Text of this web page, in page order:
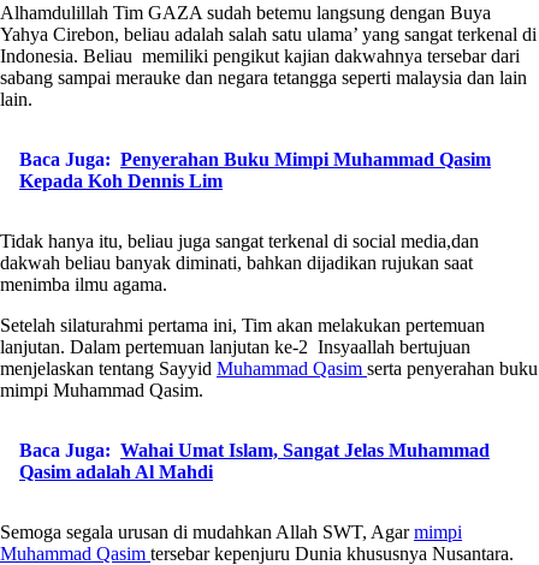
Alhamdulillah Tim GAZA sudah betemu langsung dengan Buya
Yahya Cirebon, beliau adalah salah satu ulama’ yang sangat terkenal di
Indonesia. Beliau memiliki pengikut kajian dakwahnya tersebar dari
sabang sampai merauke dan negara tetangga seperti malaysia dan lain
lain.
Baca Juga: Penyerahan Buku Mimpi Muhammad Qasim
Kepada Koh Dennis Lim
Tidak hanya itu, beliau juga sangat terkenal di social media,dan
dakwah beliau banyak diminati, bahkan dijadikan rujukan saat
menimba ilmu agama.
Setelah silaturahmi pertama ini, Tim akan melakukan pertemuan
lanjutan. Dalam pertemuan lanjutan ke-2 Insyaallah bertujuan
menjelaskan tentang Sayyid Muhammad Qasim serta penyerahan buku
mimpi Muhammad Qasim.
Baca Juga: Wahai Umat Islam, Sangat Jelas Muhammad
Qasim adalah Al Mahdi
Semoga segala urusan di mudahkan Allah SWT, Agarmimpi
Muhammad Qasim tersebar kepenjuru Dunia khususnya Nusantara.